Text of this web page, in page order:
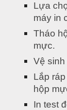
Lựa
máy in
Tháo
mực.
Vệ
Lắp
hộp
In test